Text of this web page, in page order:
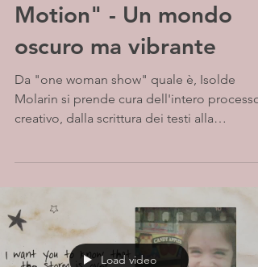
Motion" - Un mondo
oscuro ma vibrante
Da "one woman show" quale è, Isolde
Molarin si prende cura dell'intero processo
creativo, dalla scrittura dei testi alla
Load video